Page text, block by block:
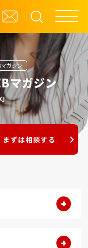
ガジン
マガジン
まずは相談する